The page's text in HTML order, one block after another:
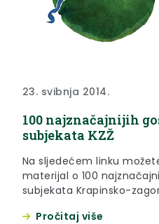
23. svibnja 2014.
100 najznačajnijih
subjekata KZŽ
Na sljedećem linku
materijal o 100
subjekata Krapinsko-
Pročitaj više